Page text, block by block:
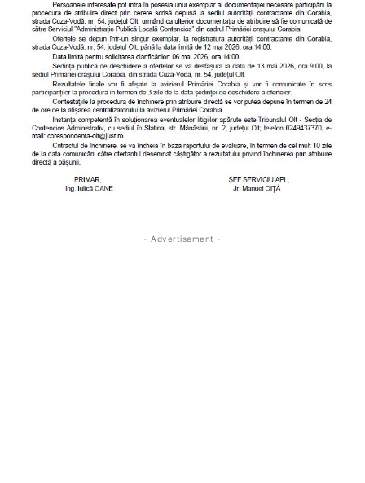
- Advertisement -